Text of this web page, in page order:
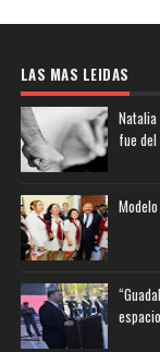
LAS MAS LEIDAS
fue